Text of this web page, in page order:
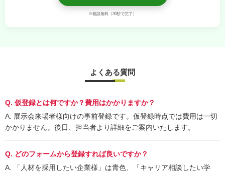
※相談無料（30秒で完了）
よくある質問
Q. 仮登録とは何ですか？費用はかかりますか？
A. 展示会来場者様向けの事前登録です。仮登録時点では費用は一切
かかりません。後日、担当者より詳細をご案内いたします。
Q. どのフォームから登録すれば良いですか？
A. 「人材を採用したい企業様」は青色、「キャリア相談したい学